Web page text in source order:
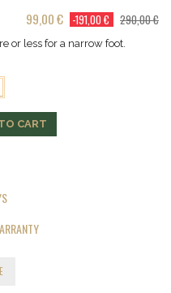
99,00 € -191,00 € 290,00 €
or less for a narrow foot.
CART